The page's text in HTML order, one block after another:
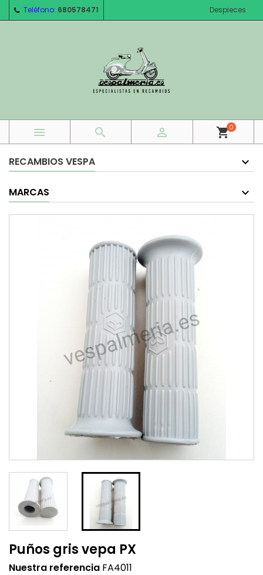
Teléfono: 680578471 Despieces
   shopping_cart0
RECAMBIOS VESPA
MARCAS
Puños gris vepa PX
Nuestra referencia FA4011